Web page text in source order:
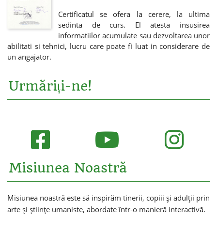
Certificatul se ofera la cerere, la ultima
sedinta de curs. El atesta insusirea
informatiilor acumulate sau dezvoltarea unor
abilitati si tehnici, lucru care poate fi luat in considerare de
un angajator.
Urmăriți-ne!
Misiunea Noastră
Misiunea noastră este să inspirăm tinerii, copiii și adulții prin
arte și științe umaniste, abordate într-o manieră interactivă.